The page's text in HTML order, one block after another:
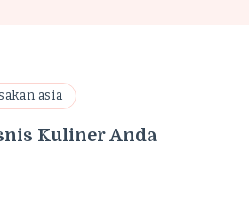
asia
Kuliner Anda